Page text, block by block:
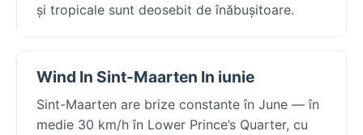
și tropicale sunt deosebit de înăbușitoare.
Wind In Sint-Maarten In iunie
Sint-Maarten are brize constante în June — în
medie 30 km/h în Lower Prince’s Quarter, cu